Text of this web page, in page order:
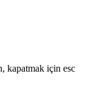
kapatmak için esc